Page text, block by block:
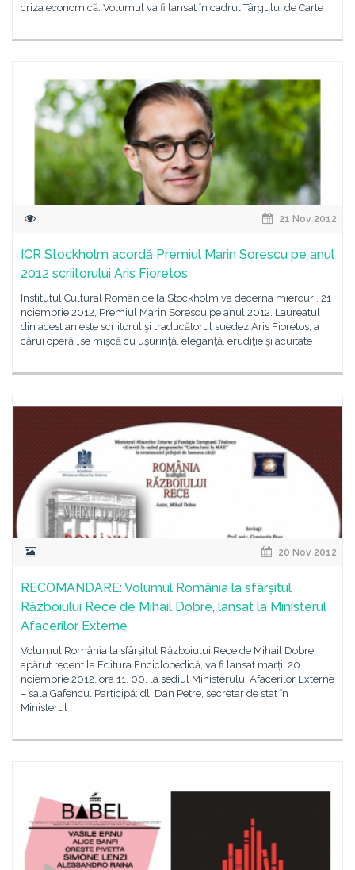
criza economică. Volumul va fi lansat în cadrul Târgului de Carte
21 Nov 2012
ICR Stockholm acordă Premiul Marin Sorescu pe anul
2012 scriitorului Aris Fioretos
Institutul Cultural Român de la Stockholm va decerna miercuri, 21
noiembrie 2012, Premiul Marin Sorescu pe anul 2012. Laureatul
din acest an este scriitorul şi traducătorul suedez Aris Fioretos, a
cărui operă „se mişcă cu uşurinţă, eleganţă, erudiţie şi acuitate
20 Nov 2012
RECOMANDARE: Volumul România la sfârșitul
Războiului Rece de Mihail Dobre, lansat la Ministerul
Afacerilor Externe
Volumul România la sfârșitul Războiului Rece de Mihail Dobre,
apărut recent la Editura Enciclopedică, va fi lansat marți, 20
noiembrie 2012, ora 11. 00, la sediul Ministerului Afacerilor Externe
– sala Gafencu. Participă: dl. Dan Petre, secretar de stat în
Ministerul